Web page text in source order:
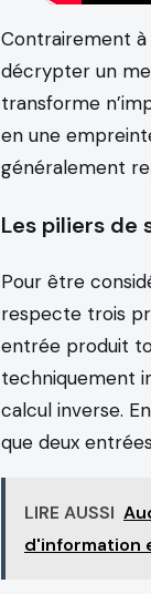
Contrairement
décrypter un
transforme
en une
généralement
Les piliers de
Pour être
respecte trois
entrée produit
techniquement
calcul inverse.
que deux
LIRE AUSSI
d'information